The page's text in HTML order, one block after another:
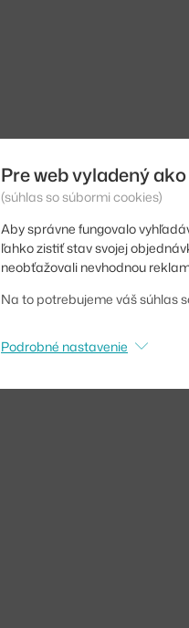
Pre web vyladený
(súhlas so súbormi cookies)
Aby správne fungovalo
ľahko zistiť stav svojej
neobťažovali nevhodnou
Na to potrebujeme váš súhlas
Podrobné nastavenie